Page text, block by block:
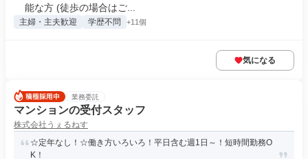
能な方 (徒歩の場合はご...
主婦・主夫歓迎 学歴不問 +11個
気になる
業務委託
マンションの受付スタッフ
株式会社うぇるねす
☆定年なし！☆働き方いろいろ！平日含む週1日～！短時間勤務O
K！